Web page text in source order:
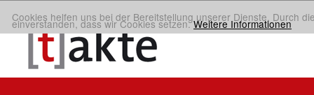
Cookies helfen uns bei der Bereitstellung unserer Dienste. Durch
einverstanden, dass wir Cookies setzen.Weitere Informationen